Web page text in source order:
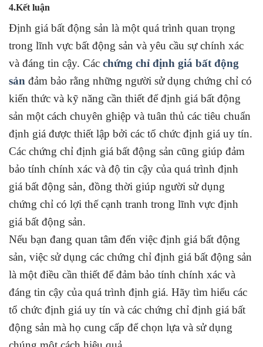
4.Kết luận
Định giá bất động sản là một quá trình quan trọng
trong lĩnh vực bất động sản và yêu cầu sự chính xác
và đáng tin cậy. Các chứng chỉ định giá bất động
sản đảm bảo rằng những người sử dụng chứng chỉ có
kiến thức và kỹ năng cần thiết để định giá bất động
sản một cách chuyên ghiệp và tuân thủ các tiêu chuẩn
định giá được thiết lập bởi các tổ chức định giá uy tín.
Các chứng chỉ định giá bất động sản cũng giúp đảm
bảo tính chính xác và độ tin cậy của quá trình định
giá bất động sản, đồng thời giúp người sử dụng
chứng chỉ có lợi thế cạnh tranh trong lĩnh vực định
giá bất động sản.
Nếu bạn đang quan tâm đến việc định giá bất động
sản, việc sử dụng các chứng chỉ định giá bất động sản
là một điều cần thiết để đảm bảo tính chính xác và
đáng tin cậy của quá trình định giá. Hãy tìm hiểu các
tổ chức định giá uy tín và các chứng chỉ định giá bất
động sản mà họ cung cấp để chọn lựa và sử dụng